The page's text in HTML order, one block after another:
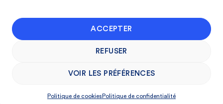
ACCEPTER
REFUSER
VOIR LES PRÉFÉRENCES
Politique de cookies Politique de confidentialité
NOS COORDONNÉES
Maubeuge, France